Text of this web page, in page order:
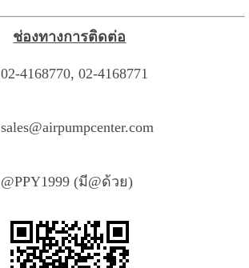
ช่องทางการติดต่อ
02-4168770, 02-4168771
sales@airpumpcenter.com
@PPY1999 (มี@ด้วย)